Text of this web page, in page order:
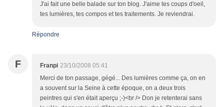
J'ai fait une belle balade sur ton blog. J'aime tes coups d'oeil,
tes lumières, tes compos et tes traitements. Je reviendrai.
Répondre
F Franpi 23/10/2008 05:41
Merci de ton passage, gégé... Des lumières comme ça, on en
a souvent sur la Seine à cette époque, on a deux trois
peintres qui s'en était aperçu ;-)<br /> Don je retenterai sans